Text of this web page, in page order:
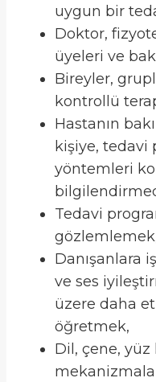
uygun bir
Doktor,
üyeleri ve
Bireyler,
kontrollü
Hastanın
kişiye, tedavi
yöntemleri
Tedavi
Danışanlara
ve ses
üzere daha
öğretmek,
Dil, çene, yüz